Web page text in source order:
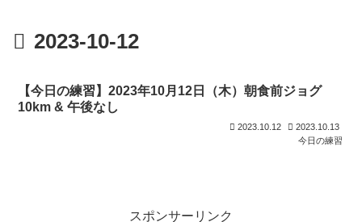
2023-10-12
【今日の練習】2023年10月12日（木）朝食前ジョグ
10km & 午後なし
2023.10.12
2023.10.13
今日の練習
スポンサーリンク